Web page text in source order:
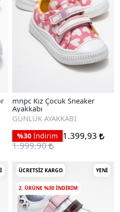
mnpc Kız Çocuk Sneaker
Ayakkabı
GÜNLÜK AYAKKABI
%30 İndirim
1.399,93
1.999,90
ÜCRETSIZ KARGO YENI
2. ÜRÜNE %30 INDIRIM